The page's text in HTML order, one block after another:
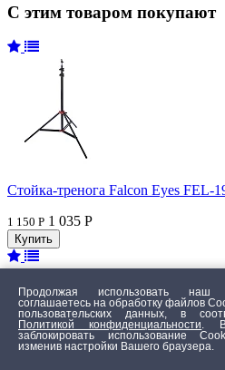
С этим товаром покупают
Стойка-тренога Falcon Eyes FEL-
1 150 Р 1 035 Р
Продолжая использовать
соглашаетесь на обработку файлов
пользовательских данных, в
Политикой конфиденциальности
.
заблокировать использование
изменив настройки Вашего браузера.